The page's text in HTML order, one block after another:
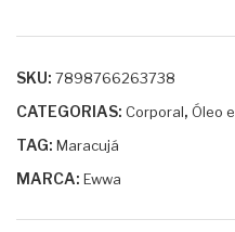
quantidade
SKU: 7898766263738
CATEGORIAS: Corporal, Óleo
TAG: Maracujá
MARCA: Ewwa